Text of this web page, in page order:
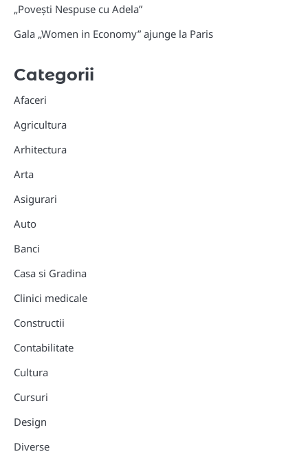
„Povești Nespuse cu Adela”
Gala „Women in Economy” ajunge la Paris
Categorii
Afaceri
Agricultura
Arhitectura
Arta
Asigurari
Auto
Banci
Casa si Gradina
Clinici medicale
Constructii
Contabilitate
Cultura
Cursuri
Design
Diverse